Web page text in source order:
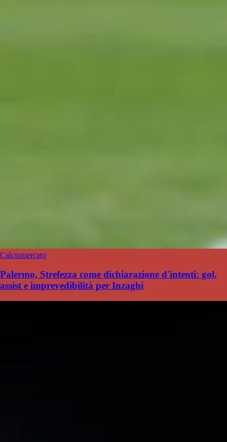
Calciomercato
Palermo, Strefezza come dichiarazione d'intenti: gol,
assist e imprevedibilità per Inzaghi